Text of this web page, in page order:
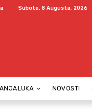
Subota, 8 Augusta, 2026
NOVOSTI